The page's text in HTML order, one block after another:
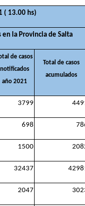
( 13.00 hs)
en la Provincia de Salta
de casos
notificados
año 2021
Total de casos
acumulados
3799
698
1500
32437
2047